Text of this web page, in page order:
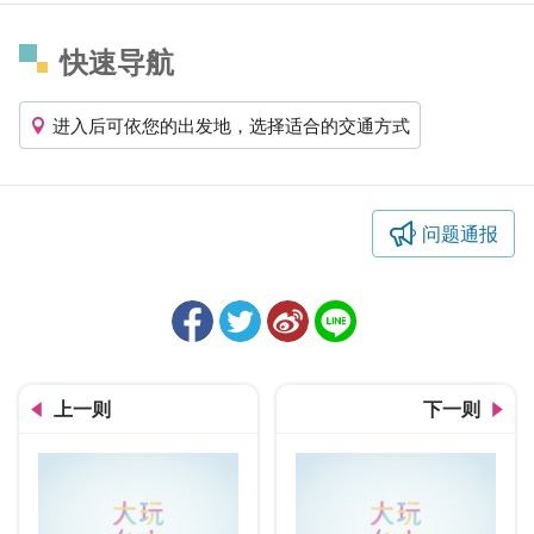
快速导航
进入后可依您的出发地，选择适合的交通方式
问题通报
上一则 下一则